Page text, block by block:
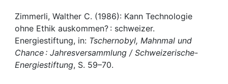
Awards
My FIS
Zimmerli, Walther C. (1986): Kann Technologie
ohne Ethik auskommen? : schweizer.
Energiestiftung, in: Tschernobyl, Mahnmal und
Chance : Jahresversammlung / Schweizerische-
Energiestiftung, S. 59–70.